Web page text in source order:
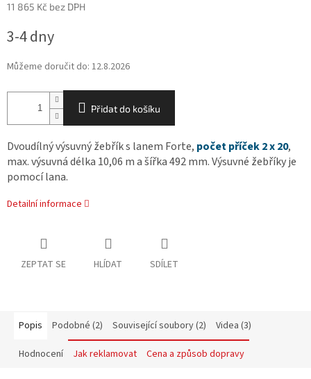
11 865 Kč bez DPH
cena:
3-4 dny
Můžeme doručit do: 12.8.2026
Přidat do košíku
Dvoudílnývýsuvnýžebříks lanem Forte, početpříček2x20,
max.výsuvnádélka 10,06 mašířka492mm.Výsuvné žebříkyje
pomocílana.
Detailní informace
ZEPTAT SE HLÍDAT SDÍLET
Popis Podobné (2) Související soubory (2) Videa (3)
Hodnocení Jak reklamovat Cena a způsob dopravy